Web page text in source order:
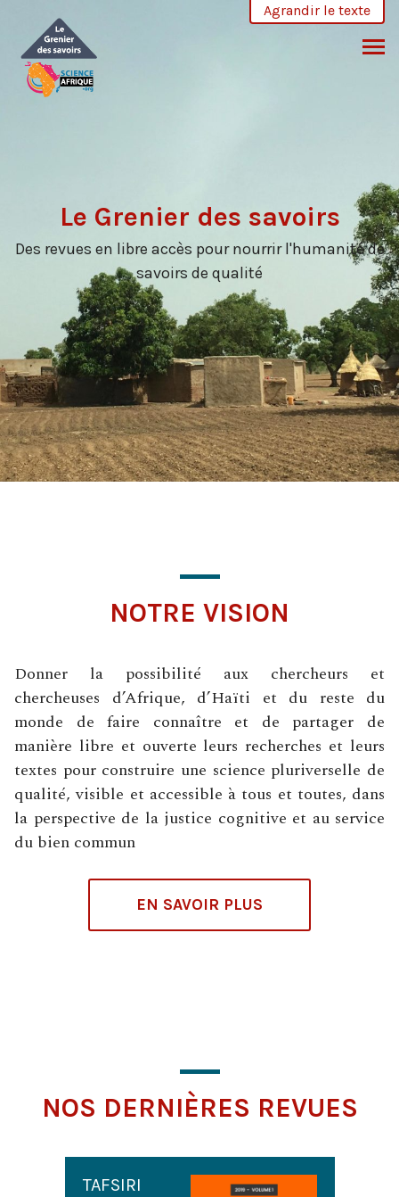
content
Le Grenier des savoirs
Des revues en libre accès pour nourrir l'humanité de
savoirs de qualité
NOTRE VISION
Donner la possibilité aux chercheurs et
chercheuses d’Afrique, d’Haïti et du reste du
monde de faire connaître et de partager de
manière libre et ouverte leurs recherches et leurs
textes pour construire une science pluriverselle de
qualité, visible et accessible à tous et toutes, dans
la perspective de la justice cognitive et au service
du bien commun
EN SAVOIR PLUS
NOS DERNIÈRES REVUES
TAFSIRI
Agrandir le texte